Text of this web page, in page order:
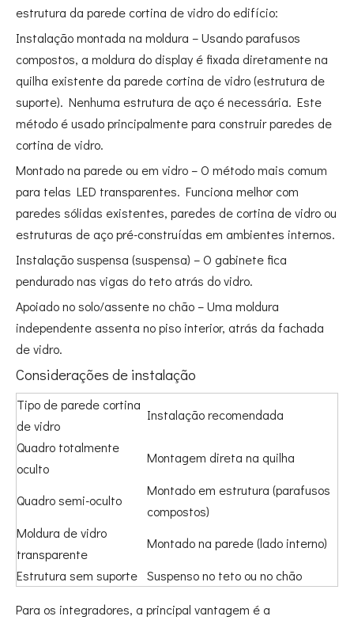
estrutura da parede cortina de vidro do edifício:
Instalação montada na moldura – Usando parafusos
compostos, a moldura do display é fixada diretamente na
quilha existente da parede cortina de vidro (estrutura de
suporte). Nenhuma estrutura de aço é necessária. Este
método é usado principalmente para construir paredes de
cortina de vidro.
Montado na parede ou em vidro – O método mais comum
para telas LED transparentes. Funciona melhor com
paredes sólidas existentes, paredes de cortina de vidro ou
estruturas de aço pré-construídas em ambientes internos.
Instalação suspensa (suspensa) – O gabinete fica
pendurado nas vigas do teto atrás do vidro.
Apoiado no solo/assente no chão – Uma moldura
independente assenta no piso interior, atrás da fachada
de vidro.
Considerações de instalação
Tipo de parede cortina
de vidro
Instalação recomendada
Quadro totalmente
oculto
Montagem direta na quilha
Quadro semi-oculto
Montado em estrutura (parafusos
compostos)
Moldura de vidro
transparente
Montado na parede (lado interno)
Estrutura sem suporte Suspenso no teto ou no chão
Para os integradores, a principal vantagem é a